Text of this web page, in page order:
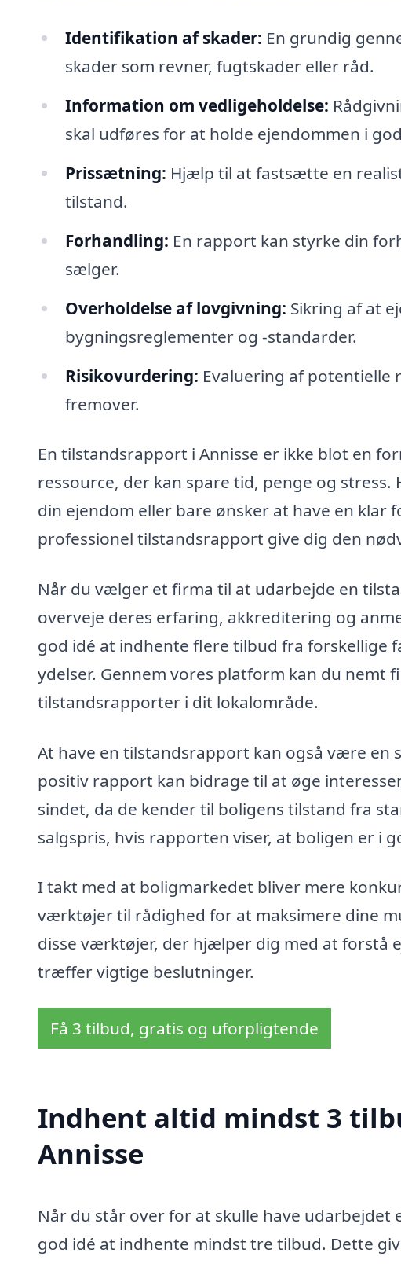
Identifikation af skader: En grundig
skader som revner, fugtskader eller råd.
Information om vedligeholdelse:
skal udføres for at holde ejendommen i
Prissætning: Hjælp til at fastsætte en
tilstand.
Forhandling: En rapport kan styrke din
sælger.
Overholdelse af lovgivning: Sikring af at
bygningsreglementer og -standarder.
Risikovurdering: Evaluering af potentielle
fremover.
En tilstandsrapport i Annisse er ikke blot en
ressource, der kan spare tid, penge og
din ejendom eller bare ønsker at have en klar
professionel tilstandsrapport give dig den
Når du vælger et firma til at udarbejde en
overveje deres erfaring, akkreditering og
god idé at indhente flere tilbud fra forskellige
ydelser. Gennem vores platform kan du nemt
tilstandsrapporter i dit lokalområde.
At have en tilstandsrapport kan også være en
positiv rapport kan bidrage til at øge
sindet, da de kender til boligens tilstand fra
salgspris, hvis rapporten viser, at boligen er i
I takt med at boligmarkedet bliver mere
værktøjer til rådighed for at maksimere dine
disse værktøjer, der hjælper dig med at forstå
træffer vigtige beslutninger.
Få 3 tilbud, gratis og uforpligtende
Indhent altid mindst 3
Annisse
Når du står over for at skulle have
god idé at indhente mindst tre tilbud. Dette